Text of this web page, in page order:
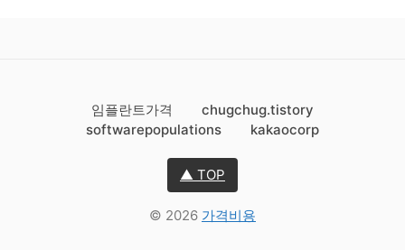
임플란트가격
chugchug.tistory
softwarepopulations
kakaocorp
▲ TOP
© 2026 가격비용